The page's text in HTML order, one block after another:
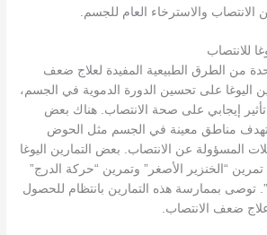
والاسترخاء العام للجسم.
واحدة من الطرق الطبيعية المفيدة لعلاج ضعف
اليوغا على تحسين الدورة الدموية في الجسم،
إيجابي على صحة الانتصاب. هناك بعض
تستهدف مناطق معينة في الجسم مثل الحوض
المسؤولة عن الانتصاب. بعض التمارين اليوغا
تمرين “الخنزير الأصغر” وتمرين “حركة الدرج”
توصى بممارسة هذه التمارين بانتظام للحصول
ضعف الانتصاب.